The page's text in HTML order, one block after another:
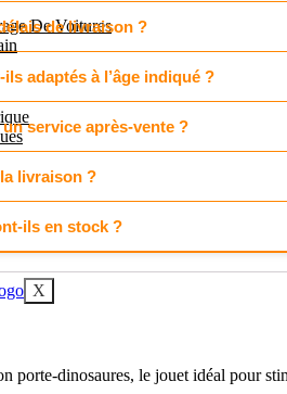
De Voitures
X
de livraison ?
adaptés à l’âge indiqué ?
service après-vente ?
livraison ?
ils en stock ?
porte-dinosaures, le jouet idéal pour